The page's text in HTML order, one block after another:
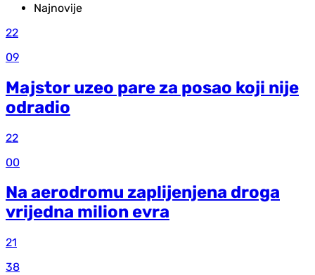
Najnovije
22
09
Majstor uzeo pare za posao koji nije
odradio
22
00
Na aerodromu zaplijenjena droga
vrijedna milion evra
21
38